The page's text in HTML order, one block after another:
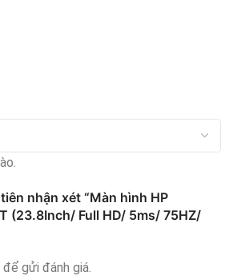
nhận xét “Màn hình HP
(23.8Inch/ Full HD/ 5ms/ 75HZ/
để gửi đánh giá.